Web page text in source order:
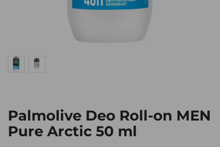
Palmolive Deo Roll-on MEN
Pure Arctic 50 ml